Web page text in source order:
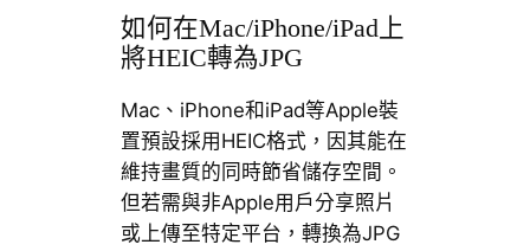
如何在Mac/iPhone/iPad上
將HEIC轉為JPG
Mac、iPhone和iPad等Apple裝
置預設採用HEIC格式，因其能在
維持畫質的同時節省儲存空間。
但若需與非Apple用戶分享照片
或上傳至特定平台，轉換為JPG